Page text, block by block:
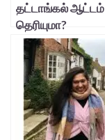
தட்டாங்கல் ஆட்டம்
தெரியுமா?